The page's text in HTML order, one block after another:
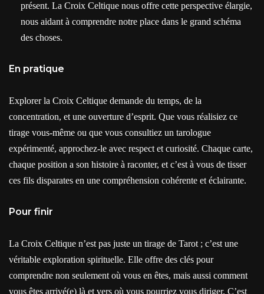
présent. La Croix Celtique nous offre cette perspective élargie,
nous aidant à comprendre notre place dans le grand schéma
des choses.
En pratique
Explorer la Croix Celtique demande du temps, de la
concentration, et une ouverture d’esprit. Que vous réalisiez ce
tirage vous-même ou que vous consultiez un tarologue
expérimenté, approchez-le avec respect et curiosité. Chaque carte,
chaque position a son histoire à raconter, et c’est à vous de tisser
ces fils disparates en une compréhension cohérente et éclairante.
Pour finir
La Croix Celtique n’est pas juste un tirage de Tarot ; c’est une
véritable exploration spirituelle. Elle offre des clés pour
comprendre non seulement où vous en êtes, mais aussi comment
vous êtes arrivé(e) là et vers où vous pourriez vous diriger. C’est